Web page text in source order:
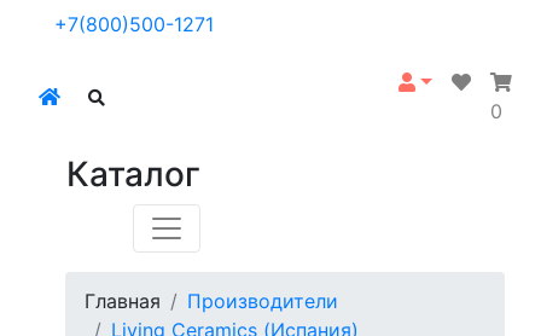
+7(800)500-1271
0
Каталог
Главная
Производители
Living Ceramics (Испания)